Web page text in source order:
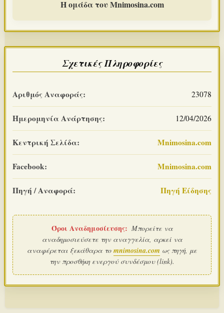
Η ομάδα του Mnimosina.com
Σχετικές Πληροφορίες
Αριθμός Αναφοράς: 23078
Ημερομηνία Ανάρτησης: 12/04/2026
Κεντρική Σελίδα: Mnimosina.com
Facebook: Mnimosina.com
Πηγή / Αναφορά: Πηγή Είδησης
Όροι Αναδημοσίευσης: Μπορείτε να
αναδημοσιεύσετε την αναγγελία, αρκεί να
αναφέρεται ξεκάθαρα το mnimosina.com ως πηγή, με
την προσθήκη ενεργού συνδέσμου (link).